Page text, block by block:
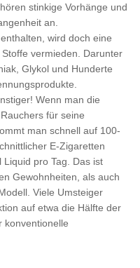
stinkige Vorhänge und
an.
wird doch eine
vermieden. Darunter
Glykol und Hunderte
Wenn man die
für seine
man schnell auf 100-
E-Zigaretten
pro Tag. Das ist
Gewohnheiten, als auch
Viele Umsteiger
auf etwa die Hälfte der
konventionelle